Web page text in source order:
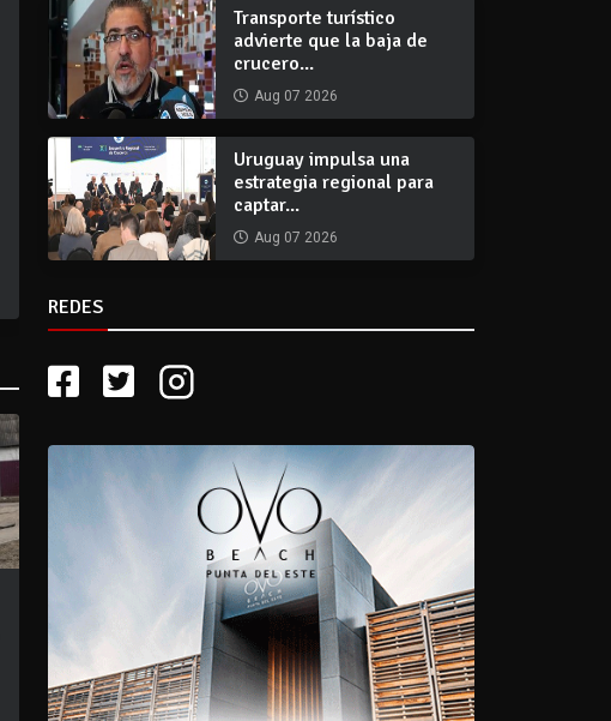
Transporte turístico
advierte que la baja de
crucero...
Aug 07 2026
Uruguay impulsa una
estrategia regional para
captar...
Aug 07 2026
REDES